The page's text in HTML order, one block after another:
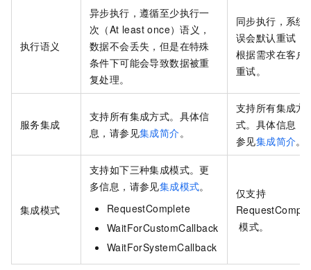
执行语义
异步执行，遵循至少执行一
次（At least once）语义，
数据不会丢失，但是在特殊
条件下可能会导致数据被重
复处理。
同步执行，系统
误会默认重试，
根据需求在客户
重试。
服务集成
支持所有集成方式。 具体信
息，请参见集成简介。
支持所有集成方
式。 具体信息，
参见集成简介。
集成模式
支持如下三种集成模式。更
多信息，请参见集成模式。
RequestComplete
WaitForCustomCallback
WaitForSystemCallback
仅支持
模式。